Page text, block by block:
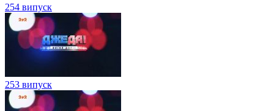
254 випуск
253 випуск